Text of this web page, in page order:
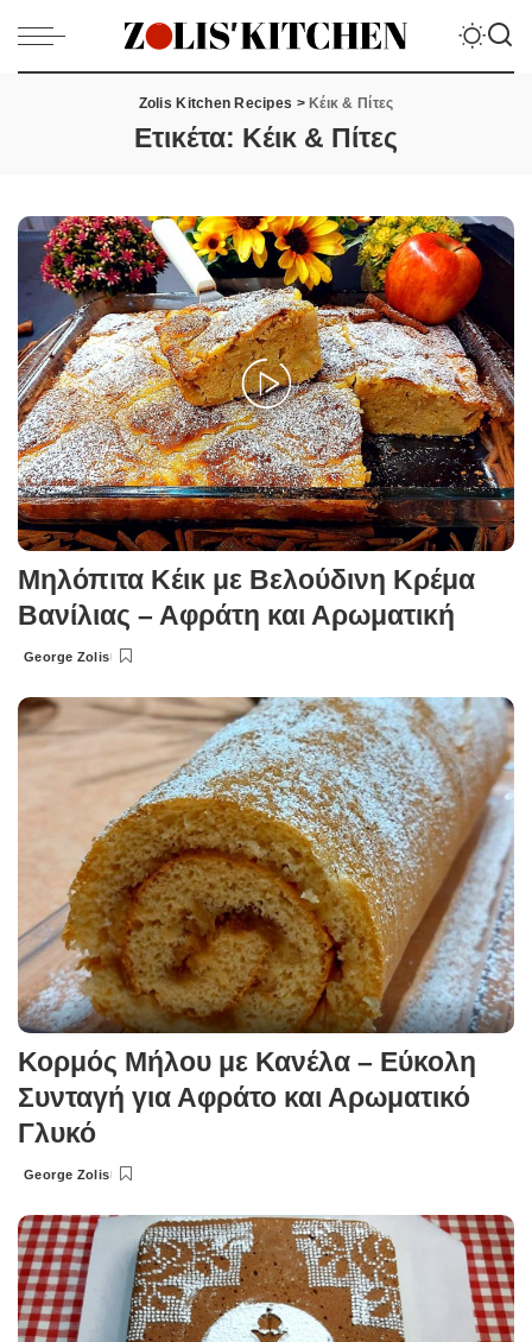
Zolis Kitchen Recipes > Κέικ & Πίτες
Ετικέτα: Κέικ & Πίτες
Μηλόπιτα Κέικ με Βελούδινη Κρέμα
Βανίλιας – Αφράτη και Αρωματική
Posted
George Zolis
Κορμός Μήλου με Κανέλα – Εύκολη
Συνταγή για Αφράτο και Αρωματικό
Γλυκό
Posted
George Zolis